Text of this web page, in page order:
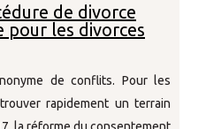
de divorce
pour les divorces
de conflits. Pour les
rapidement un terrain
la réforme du consentement